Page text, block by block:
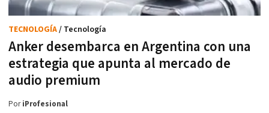
Anker desembarca en Argentina con una
estrategia que apunta al mercado de
audio premium
TECNOLOGÍA/ Tecnología
PoriProfesional